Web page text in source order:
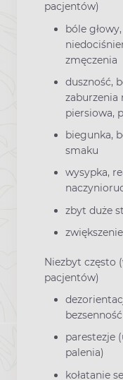
pacjentów)
bóle
zmęczenia
duszność,
zaburzenia
piersiowa,
biegunka,
smaku
wysypka,
zbyt duże
Niezbyt często
pacjentów)
bezsenność
parestezje
palenia)
kołatanie